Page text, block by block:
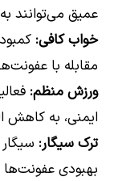
عمیق می‌توانند
خواب کافی:
مقابله با
ورزش منظم:
ایمنی، به کاهش
ترک سیگار:
بهبودی